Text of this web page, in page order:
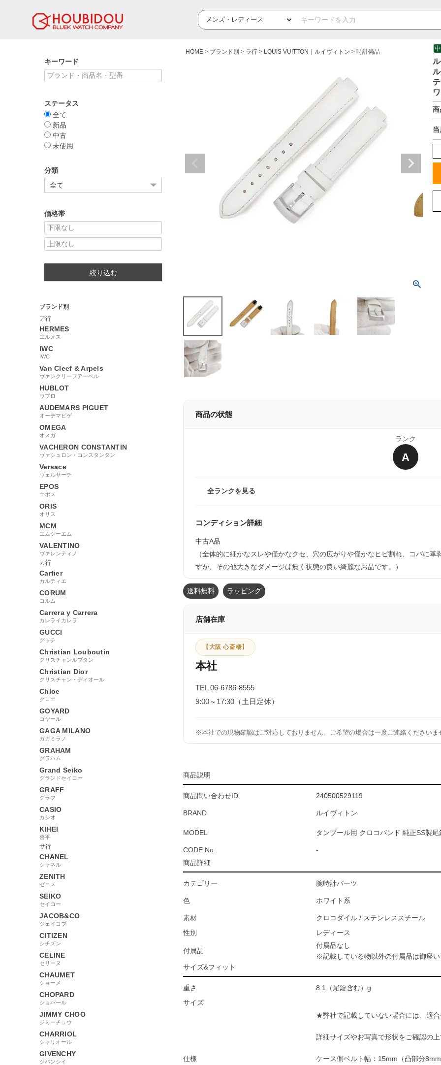
キーワード
ステータス
全て
新品
中古
未使用
分類
価格帯
絞り込む
ブランド別
ア行
HERMES
エルメス
IWC
IWC
Van Cleef & Arpels
ヴァンクリーフアーペル
HUBLOT
ウブロ
AUDEMARS PIGUET
オーデマピゲ
OMEGA
オメガ
VACHERON CONSTANTIN
ヴァシュロン・コンスタンタン
Versace
ヴェルサーチ
EPOS
エポス
ORIS
オリス
MCM
エムシーエム
VALENTINO
ヴァレンティノ
カ行
Cartier
カルティエ
CORUM
コルム
Carrera y Carrera
カレライカレラ
GUCCI
グッチ
Christian Louboutin
クリスチャンルブタン
Christian Dior
クリスチャン・ディオール
Chloe
クロエ
GOYARD
ゴヤール
GAGA MILANO
ガガミラノ
GRAHAM
グラハム
Grand Seiko
グランドセイコー
GRAFF
グラフ
CASIO
カシオ
KIHEI
喜平
サ行
CHANEL
シャネル
ZENITH
ゼニス
SEIKO
セイコー
JACOB&CO
ジェイコブ
CITIZEN
シチズン
CELINE
セリーヌ
CHAUMET
ショーメ
CHOPARD
ショパール
JIMMY CHOO
ジミーチュウ
CHARRIOL
シャリオール
GIVENCHY
ジバンシイ
HOME ブランド別 ラ行 LOUIS VUITTON｜ルイヴィトン 時計備品
商
当
商品の状態
ランク
A
全ランクを見る
コンディション詳細
中古A品
（全体的に細かなスレや僅かなクセ、穴の広がりや僅かなヒビ割れ、コバに
すが、その他大きなダメージは無く状態の良い綺麗なお品です。）
送料無料 ラッピング
店舗在庫
【大阪 心斎橋】
本社
TEL 06-6786-8555
9:00～17:30（土日定休）
※本社での現物確認はご対応しておりません。ご希望の場合は一度ご連絡くださいま
商品説明
商品問い合わせID 240500529119
BRAND ルイヴィトン
MODEL タンブール用 クロコバンド 純正SS製尾
CODE No.
-
商品詳細
カテゴリー 腕時計パーツ
色 ホワイト系
素材
クロコダイル / ステンレススチール
性別
レディース
付属品
付属品なし
※記載している物以外の付属品は御座い
サイズ&フィット
重さ
8.1（尾錠含む）g
サイズ
仕様
★弊社で記載していない場合には、適合
詳細サイズやお写真で形状をご確認の
ケース側ベルト幅：15mm（凸部分